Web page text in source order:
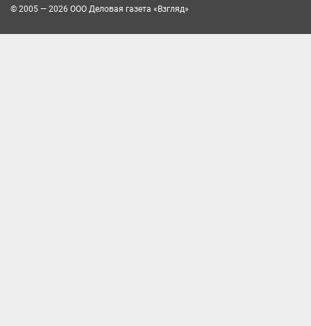
© 2005 — 2026 ООО Деловая газета «Взгляд»